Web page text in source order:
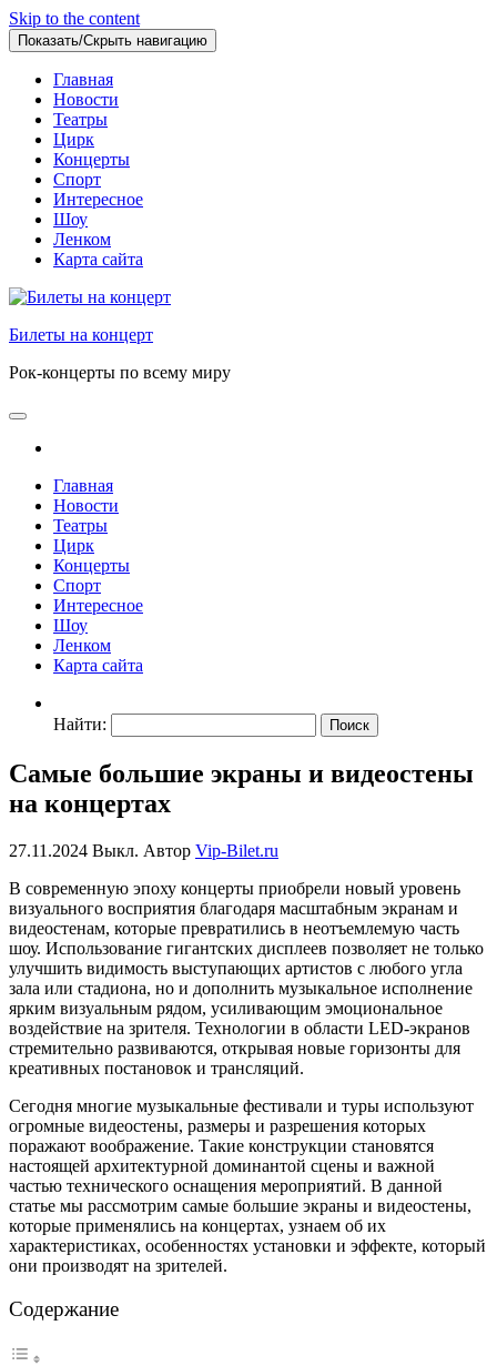
Skip to the content
Показать/Скрыть навигацию
Главная
Новости
Театры
Цирк
Концерты
Спорт
Интересное
Шоу
Ленком
Карта сайта
Билеты на концерт
Рок-концерты по всему миру
Главная
Новости
Театры
Цирк
Концерты
Спорт
Интересное
Шоу
Ленком
Карта сайта
Найти:
Самые большие экраны и видеостены
на концертах
27.11.2024 Выкл. Автор Vip-Bilet.ru
В современную эпоху концерты приобрели новый уровень
визуального восприятия благодаря масштабным экранам и
видеостенам, которые превратились в неотъемлемую часть
шоу. Использование гигантских дисплеев позволяет не только
улучшить видимость выступающих артистов с любого угла
зала или стадиона, но и дополнить музыкальное исполнение
ярким визуальным рядом, усиливающим эмоциональное
воздействие на зрителя. Технологии в области LED-экранов
стремительно развиваются, открывая новые горизонты для
креативных постановок и трансляций.
Сегодня многие музыкальные фестивали и туры используют
огромные видеостены, размеры и разрешения которых
поражают воображение. Такие конструкции становятся
настоящей архитектурной доминантой сцены и важной
частью технического оснащения мероприятий. В данной
статье мы рассмотрим самые большие экраны и видеостены,
которые применялись на концертах, узнаем об их
характеристиках, особенностях установки и эффекте, который
они производят на зрителей.
Содержание